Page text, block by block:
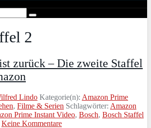
2
zurück – Die zweite Staffel
Lindo Kategorie(n): Amazon Prime
, Filme & Serien Schlagwörter: Amazon
Prime Instant Video, Bosch, Bosch Staffel
Keine Kommentare